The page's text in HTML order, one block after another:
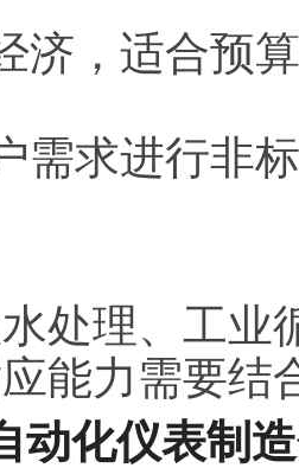
济，适合预
需求进行非
处理、工业
能力需要结
动化仪表制